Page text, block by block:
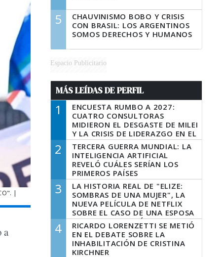
|
a
5
CHAUVINISMO BOBO Y CRISIS
CON BRASIL: LOS ARGENTINOS
SOMOS DERECHOS Y HUMANOS
Espacio Publicitario
MÁS LEÍDAS DE PERFIL
1
ENCUESTA RUMBO A 2027:
CUATRO CONSULTORAS
MIDIERON EL DESGASTE DE MILEI
Y LA CRISIS DE LIDERAZGO EN EL
PERONISMO
2
TERCERA GUERRA MUNDIAL: LA
INTELIGENCIA ARTIFICIAL
REVELÓ CUÁLES SERÍAN LOS
PRIMEROS PAÍSES
LATINOAMERICANOS EN SER
DERROTADOS
3
LA HISTORIA REAL DE "ELIZE:
SOMBRAS DE UNA MUJER", LA
NUEVA PELÍCULA DE NETFLIX
SOBRE EL CASO DE UNA ESPOSA
QUE DESCUARTIZÓ A SU
MARIDO
4
RICARDO LORENZETTI SE METIÓ
EN EL DEBATE SOBRE LA
INHABILITACIÓN DE CRISTINA
KIRCHNER